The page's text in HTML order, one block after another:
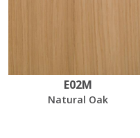
E02M
Natural Oak